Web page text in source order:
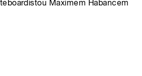
Maximem Habancem